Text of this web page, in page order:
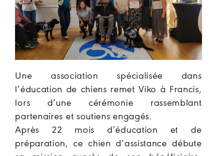
Une association spécialisée dans
l’éducation de chiens remet Viko à Francis,
lors d’une cérémonie rassemblant
partenaires et soutiens engagés.
Après 22 mois d’éducation et de
préparation, ce chien d’assistance débute